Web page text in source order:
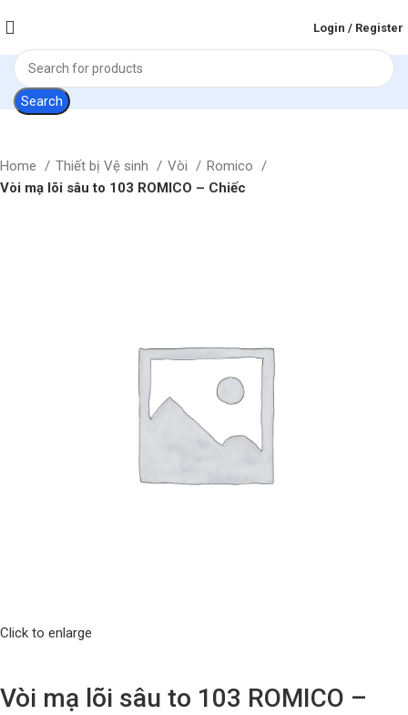
Login / Register
Search
Home Thiết bị Vệ sinh Vòi
Romico
Vòi mạ lõi sâu to 103 ROMICO – Chiếc
Click to enlarge
Vòi mạ lõi sâu to 103 ROMICO –